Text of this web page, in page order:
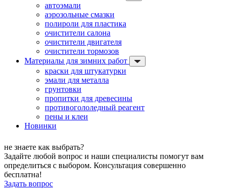
автоэмали
аэрозольные смазки
полироли для пластика
очистители салона
очистители двигателя
очистители тормозов
Материалы для зимних работ
краски для штукатурки
эмали для металла
грунтовки
пропитки для древесины
противогололедный реагент
пены и клеи
Новинки
не знаете как выбрать?
Задайте любой вопрос и наши специалисты помогут вам
определиться с выбором. Консультация совершенно
бесплатна!
Задать вопрос